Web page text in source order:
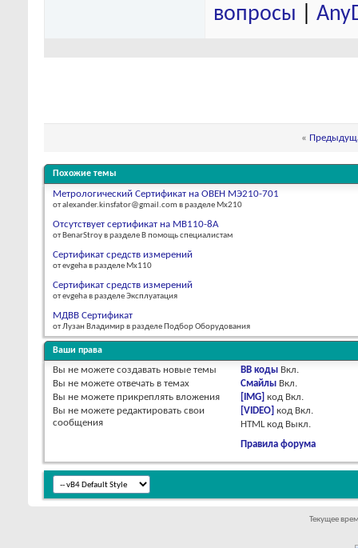
вопросы
«
Похожие темы
Метрологический Сертификат на ОВЕН МЭ210-701
от alexander.kinsfator@gmail.com в разделе Мх210
Отсутствует сертификат на МВ110-8А
от BenarStroy в разделе В помощь специалистам
Сертификат средств измерений
от evgeha в разделе Мх110
Сертификат средств измерений
от evgeha в разделе Эксплуатация
МДВВ Сертификат
от Лузан Владимир в разделе Подбор Оборудования
Ваши права
Вы не можете создавать новые темы
Вы не можете отвечать в темах
Вы не можете прикреплять вложения
Вы не можете редактировать свои
сообщения
BB коды Вкл.
Смайлы Вкл.
[IMG] код Вкл.
[VIDEO] код Вкл.
HTML код Выкл.
Правила форума
Текущее